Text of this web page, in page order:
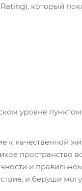
который
уровне
к качественной
пространство
и
и беруши